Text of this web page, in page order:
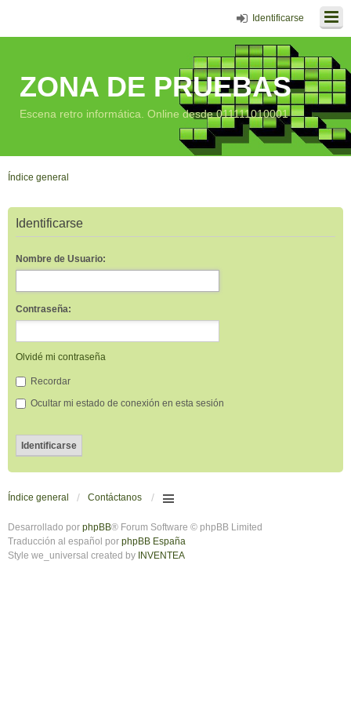
Identificarse
ZONA DE PRUEBAS
Escena retro informática. Online desde 011111010001
Índice general
Identificarse
Nombre de Usuario:
Contraseña:
Olvidé mi contraseña
Recordar
Ocultar mi estado de conexión en esta sesión
Índice general Contáctanos
Desarrollado por phpBB® Forum Software © phpBB Limited
Traducción al español por phpBB España
Style we_universal created by INVENTEA